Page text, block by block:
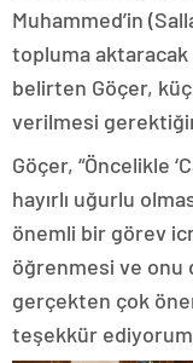
Muhammed’in
topluma
belirten Göçer,
verilmesi
Göçer, “Öncelikle
hayırlı uğurlu
önemli bir görev
öğrenmesi ve onu
gerçekten çok
teşekkür